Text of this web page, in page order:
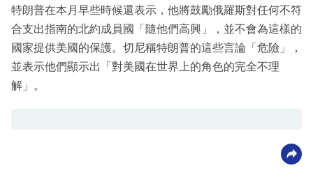
特朗普在本月早些時候還表示，他將鼓勵俄羅斯對任何不符
合支出指南的北約成員國「隨他們高興」，並不會為這樣的
國家提供美國的保護。切尼稱特朗普的這些言論「危險」，
並表示他們顯示出「對美國在世界上的角色的完全不理
解」。